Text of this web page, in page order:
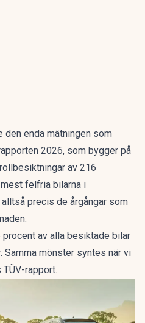
den enda mätningen som
2026, som bygger på
av 216
felfria bilarna i
precis de årgångar som
av alla besiktade bilar
Samma mönster syntes när vi
rapport.